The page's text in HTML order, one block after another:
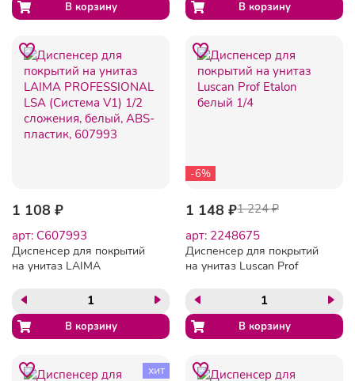
1 108 ₽
арт: C607993
Диспенсер для покрытий
на унитаз LAIMA
(Система V1) 1/2
сложения, белый, ABS-
пластик, 607993
-6%
1 148 ₽1 224 ₽
арт: 2248675
Диспенсер для покрытий
на унитаз Luscan Prof
хит